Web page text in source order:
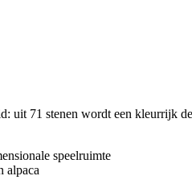
uit 71 stenen wordt een kleurrijk
speelruimte
alpaca